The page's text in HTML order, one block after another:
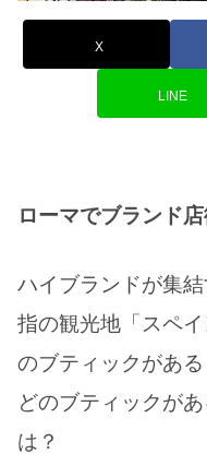
X
LINE
ローマでブランド
ハイブランドが集
指の観光地「スペ
のブティックがあ
どのブティックが
は？